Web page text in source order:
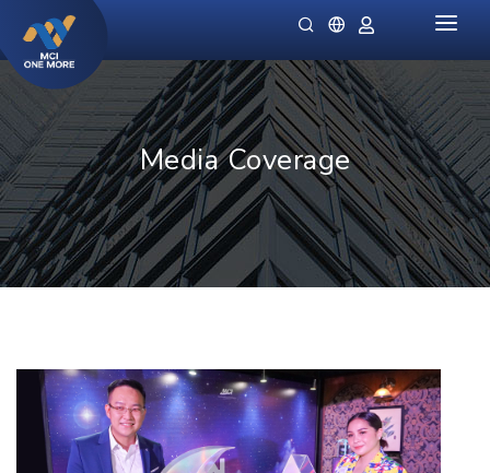
HOME
COMPANY
PRODUCTS
MILLIONAIRE HEALTH CARE
NIGHT LADIES
OMIVIA
SORNIE ANTI AGING MASK
SORNIE COLLAGEN PATCH
B12 PLUS
PROMO SPECIALS
GUIDES
CATALOG
Media Coverage